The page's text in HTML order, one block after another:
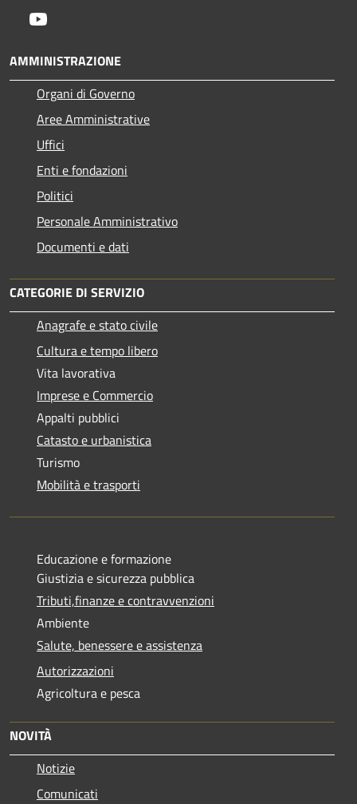
AMMINISTRAZIONE
Organi di Governo
Aree Amministrative
Uffici
Enti e fondazioni
Politici
Personale Amministrativo
Documenti e dati
CATEGORIE DI SERVIZIO
Anagrafe e stato civile
Cultura e tempo libero
Vita lavorativa
Imprese e Commercio
Appalti pubblici
Catasto e urbanistica
Turismo
Mobilità e trasporti
Educazione e formazione
Giustizia e sicurezza pubblica
Tributi,finanze e contravvenzioni
Ambiente
Salute, benessere e assistenza
Autorizzazioni
Agricoltura e pesca
NOVITÀ
Notizie
Comunicati